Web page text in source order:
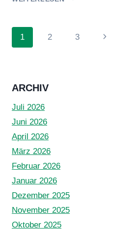
Seitennavigation
1 2 3
Nächste
ARCHIV
Juli 2026
Juni 2026
April 2026
März 2026
Februar 2026
Januar 2026
Dezember 2025
November 2025
Oktober 2025